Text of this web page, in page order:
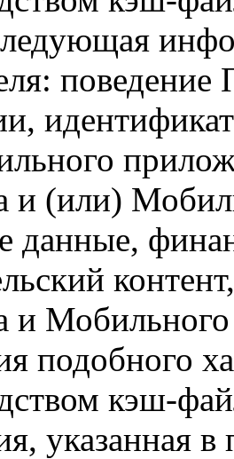
и (или)
данные,
и
подобного
кэш-
указанная в